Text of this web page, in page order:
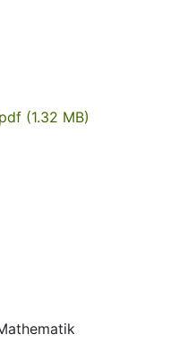
(1.32 MB)